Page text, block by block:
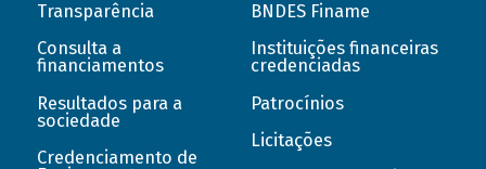
Transparência
Consulta a
financiamentos
Resultados para a
sociedade
Credenciamento de
BNDES Finame
Instituições financeiras
credenciadas
Patrocínios
Licitações